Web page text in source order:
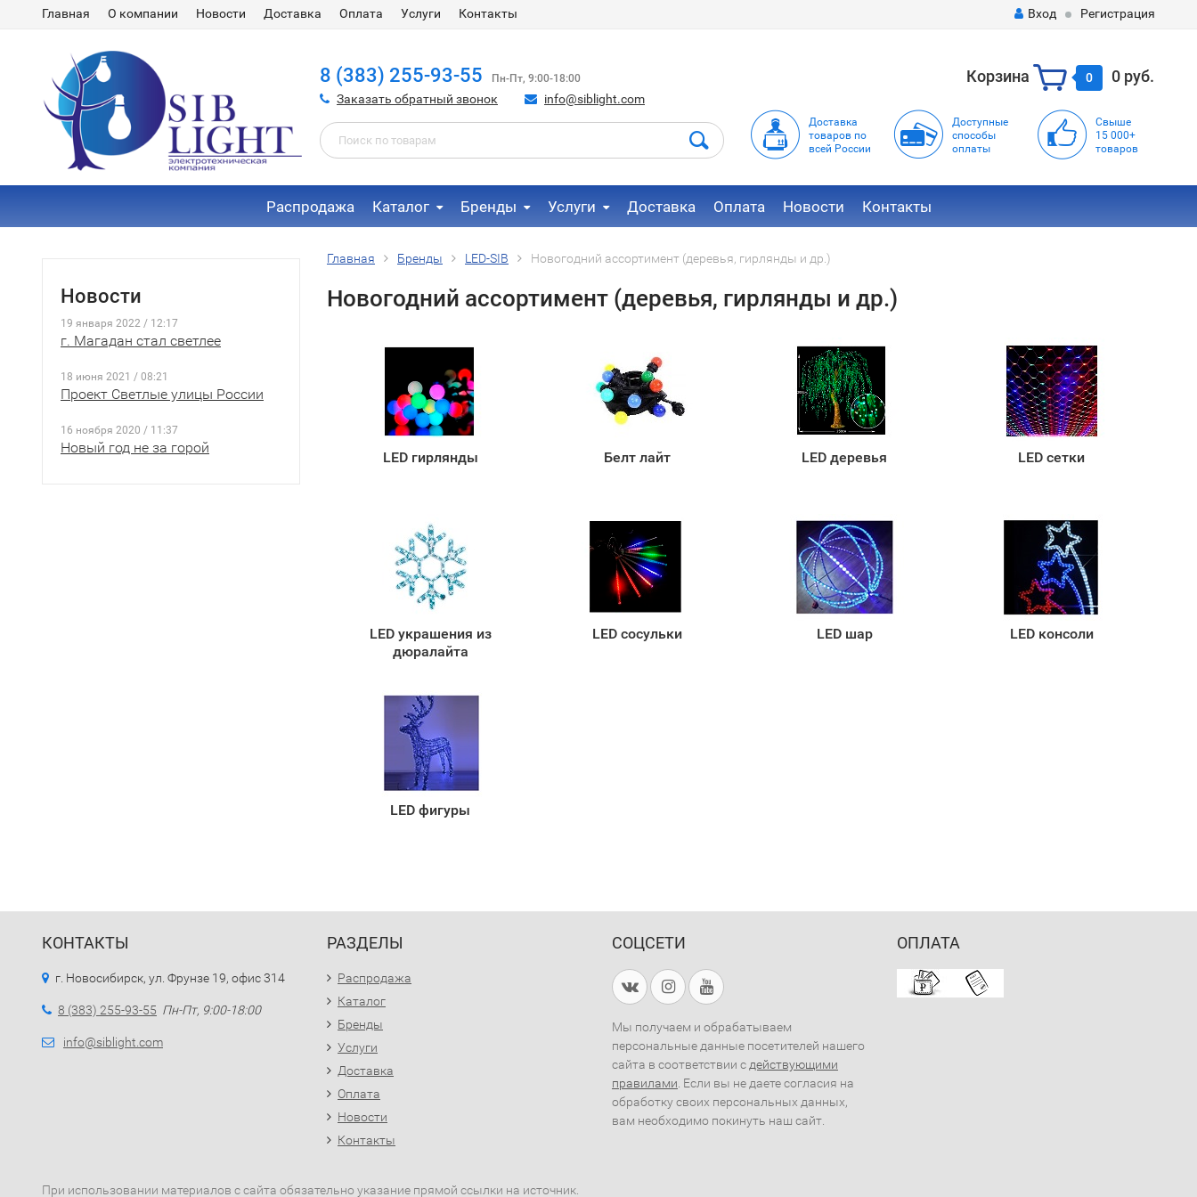
Главная О компании Новости Доставка Оплата Услуги Контакты Вход Регистрация
8 (383) 255-93-55 Пн-Пт, 9:00-18:00
Заказать обратный звонок info@siblight.com
Корзина 0 0 руб.
Доставка
товаров по
всей России
Доступные
способы
оплаты
Свыше
15 000+
товаров
Распродажа Каталог Бренды Услуги Доставка Оплата Новости Контакты
Новости
19 января 2022 / 12:17
г. Магадан стал светлее
18 июня 2021 / 08:21
Проект Светлые улицы России
16 ноября 2020 / 11:37
Новый год не за горой
Главная Бренды LED-SIB Новогодний ассортимент (деревья, гирлянды и др.)
Новогодний ассортимент (деревья, гирлянды и др.)
LED гирлянды Белт лайт LED деревья LED сетки
LED украшения из
дюралайта
LED сосульки LED шар LED консоли
LED фигуры
КОНТАКТЫ
г. Новосибирск, ул. Фрунзе 19, офис 314
8 (383) 255-93-55 Пн-Пт, 9:00-18:00
info@siblight.com
РАЗДЕЛЫ
Распродажа
Каталог
Бренды
Услуги
Доставка
Оплата
Новости
Контакты
СОЦСЕТИ
Мы получаем и обрабатываем
персональные данные посетителей нашего
сайта в соответствии с действующими
правилами . Если вы не даете согласия на
обработку своих персональных данных,
вам необходимо покинуть наш сайт.
ОПЛАТА
При использовании материалов с сайта обязательно указание прямой ссылки на источник.